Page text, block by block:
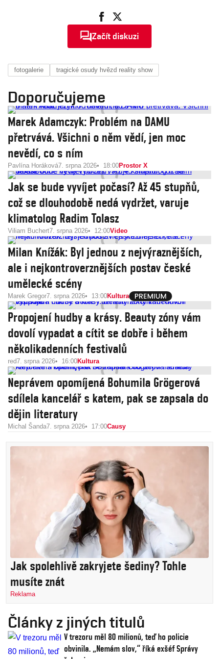
Začít diskuzi
fotogalerie tragické osudy hvězd reality show
Doporučujeme
Marek Adamczyk: Problém na DAMU
přetrvává. Všichni o něm vědí, jen moc
nevědí, co s ním
Pavlína Horáková7. srpna 2026 18:00Prostor X
Jak se bude vyvíjet počasí? Až 45 stupňů,
což se dlouhodobě nedá vydržet, varuje
klimatolog Radim Tolasz
Viliam Buchert7. srpna 2026 12:00Video
Milan Knížák: Byl jednou z nejvýraznějších,
ale i nejkontroverznějších postav české
umělecké scény
Marek Gregor7. srpna 2026 13:00Kultura
Propojení hudby a krásy. Beauty zóny vám
dovolí vypadat a cítit se dobře i během
několikadenních festivalů
red7. srpna 2026 16:00Kultura
Neprávem opomíjená Bohumila Grögerová
sdílela kancelář s katem, pak se zapsala do
dějin literatury
Michal Šanda7. srpna 2026 17:00Causy
Jak spolehlivě zakryjete šediny? Tohle
musíte znát
Reklama
Články z jiných titulů
V trezoru měl 80 milionů, teď ho policie
obvinila. „Nemám slov,“ říká exšéf Správy